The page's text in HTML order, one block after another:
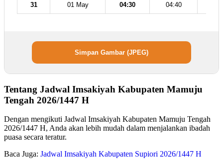
31 01 May 04:30 04:40
Simpan Gambar (JPEG)
Tentang Jadwal Imsakiyah Kabupaten Mamuju
Tengah 2026/1447 H
Dengan mengikuti Jadwal Imsakiyah Kabupaten Mamuju Tengah
2026/1447 H, Anda akan lebih mudah dalam menjalankan ibadah
puasa secara teratur.
Baca Juga: Jadwal Imsakiyah Kabupaten Supiori 2026/1447 H